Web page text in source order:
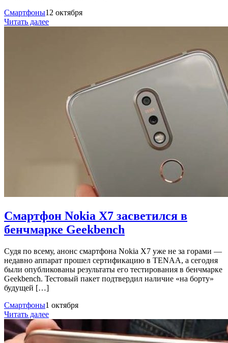
Смартфоны12 октября
Читать далее
Смартфон Nokia X7 засветился в
бенчмарке Geekbench
Судя по всему, анонс смартфона Nokia X7 уже не за горами —
недавно аппарат прошел сертификацию в TENAA, а сегодня
были опубликованы результаты его тестирования в бенчмарке
Geekbench. Тестовый пакет подтвердил наличие «на борту»
будущей […]
Смартфоны1 октября
Читать далее